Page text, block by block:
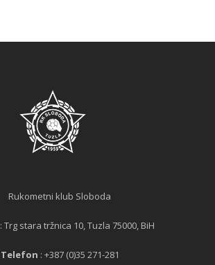
Rukometni klub Sloboda
: Trg stara tržnica 10, Tuzla 75000, BiH
Telefon : +387 (0)35 271-281